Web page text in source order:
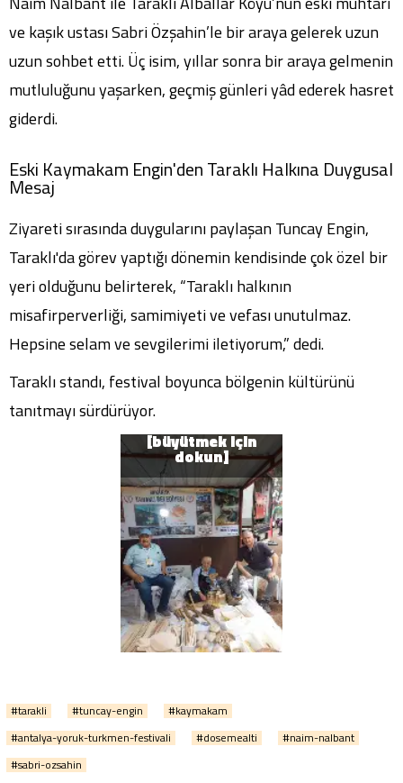
ve kaşık ustası Sabri Özşahin’le bir araya gelerek uzun
uzun sohbet etti. Üç isim, yıllar sonra bir araya gelmenin
mutluluğunu yaşarken, geçmiş günleri yâd ederek hasret
giderdi.
Eski Kaymakam Engin'den Taraklı Halkına Duygusal
Mesaj
Ziyareti sırasında duygularını paylaşan Tuncay Engin,
Taraklı'da görev yaptığı dönemin kendisinde çok özel bir
yeri olduğunu belirterek, “Taraklı halkının
misafirperverliği, samimiyeti ve vefası unutulmaz.
Hepsine selam ve sevgilerimi iletiyorum,” dedi.
Taraklı standı, festival boyunca bölgenin kültürünü
tanıtmayı sürdürüyor.
#tarakli #tuncay-engin
#kaymakam
#antalya-yoruk-turkmen-festivali
#dosemealti
#naim-nalbant
#sabri-ozsahin